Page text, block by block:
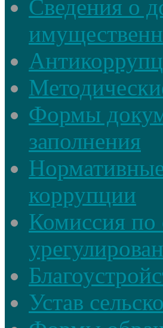
Сведения о
Формы
заполнения
коррупции
Комиссия
Устав